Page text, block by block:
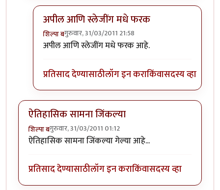
अपील आणि स्लेजींग मधे फरक
शिल्पा बगुरुवार, 31/03/2011 21:58
In reply toकिरण मोरे खुप जास्त अपील करत
अपील आणि स्लेजींग मधे फरक आहे.
प्रतिसाद देण्यासाठीलॉग इन कराकिंवासदस्य व्हा
ऐतिहासिक सामना जिंकल्या
शिल्पा बगुरुवार, 31/03/2011 01:12
ऐतिहासिक सामना जिंकल्या गेल्या आहे...
प्रतिसाद देण्यासाठीलॉग इन कराकिंवासदस्य व्हा